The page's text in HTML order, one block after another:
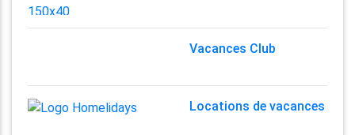
Vacances Club
Locations de vacances